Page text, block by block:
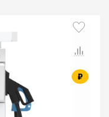
₽